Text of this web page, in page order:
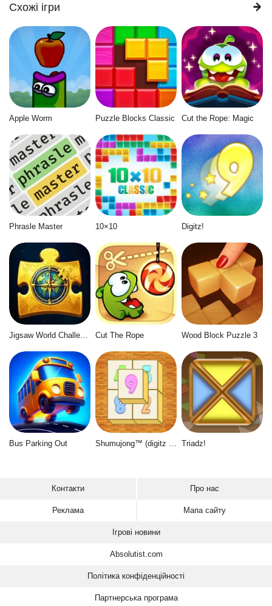
Схожі ігри
Apple Worm Puzzle Blocks Classic Cut the Rope: Magic
Phrasle Master 10×10 Digitz!
Cut The Rope Wood Block Puzzle 3
Bus Parking Out Triadz!
Контакти Про нас
Реклама Мапа сайту
Ігрові новини
Absolutist.com
Політика конфіденційності
Партнерська програма